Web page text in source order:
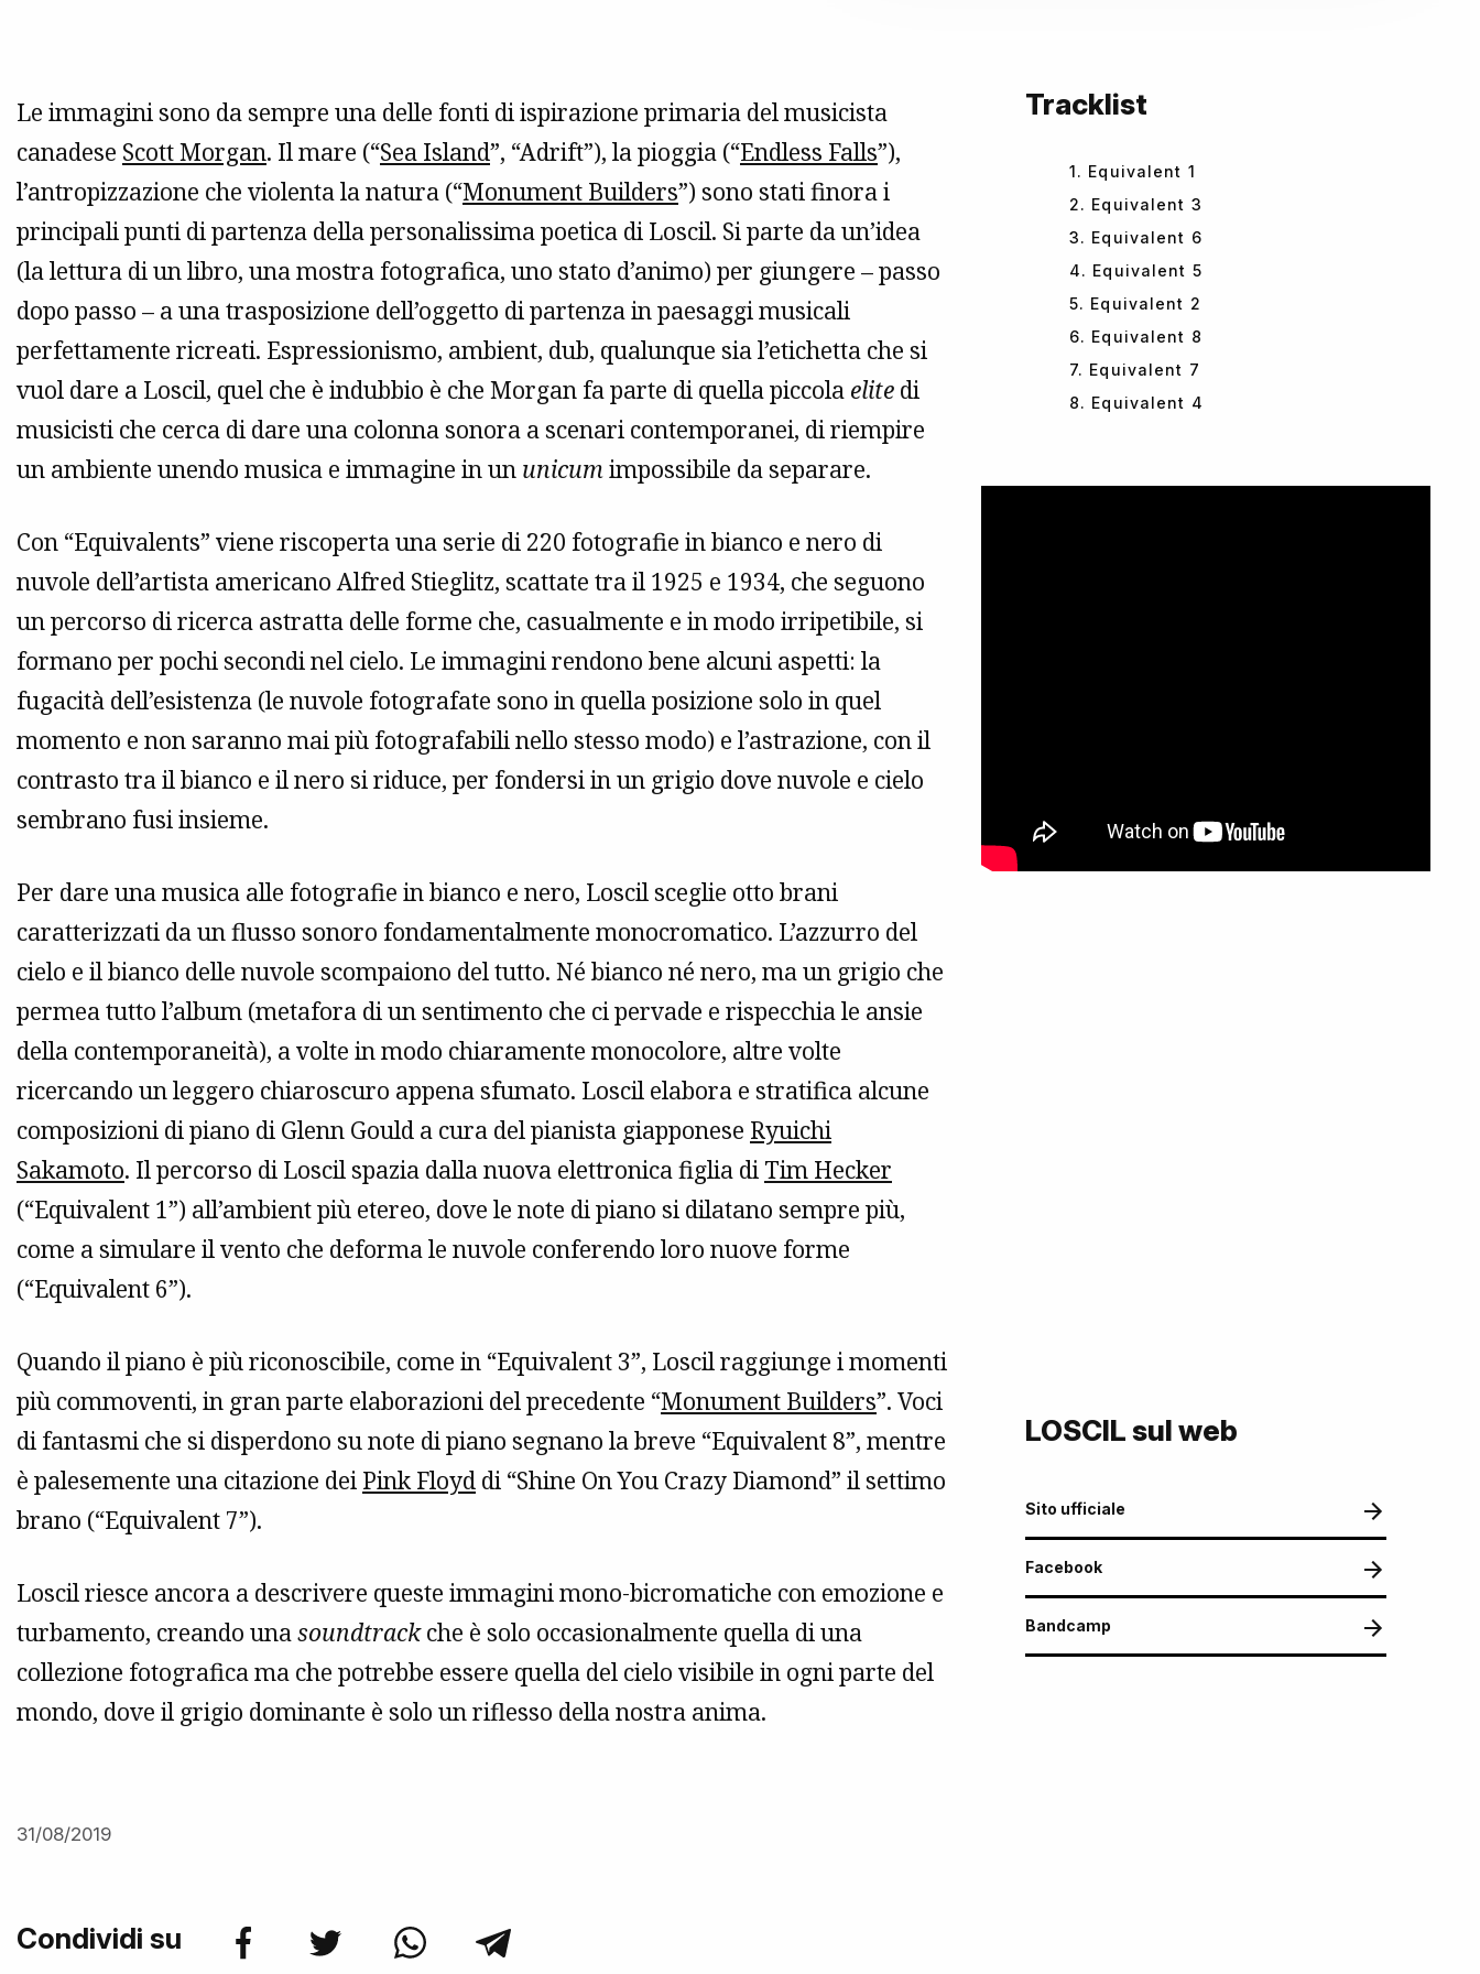
Le immagini sono da sempre una delle fonti di ispirazione primaria del musicista
canadese Scott Morgan. Il mare (“Sea Island”, “Adrift”), la pioggia (“Endless Falls”),
l’antropizzazione che violenta la natura (“Monument Builders”) sono stati finora i
principali punti di partenza della personalissima poetica di Loscil. Si parte da un’idea
(la lettura di un libro, una mostra fotografica, uno stato d’animo) per giungere – passo
dopo passo – a una trasposizione dell’oggetto di partenza in paesaggi musicali
perfettamente ricreati. Espressionismo, ambient, dub, qualunque sia l’etichetta che si
vuol dare a Loscil, quel che è indubbio è che Morgan fa parte di quella piccola elite di
musicisti che cerca di dare una colonna sonora a scenari contemporanei, di riempire
un ambiente unendo musica e immagine in un unicumimpossibile da separare.
Con “Equivalents” viene riscoperta una serie di 220 fotografie in bianco e nero di
nuvole dell’artista americano Alfred Stieglitz, scattate tra il 1925 e 1934, che seguono
un percorso di ricerca astratta delle forme che, casualmente e in modo irripetibile, si
formano per pochi secondi nel cielo. Le immagini rendono bene alcuni aspetti: la
fugacità dell’esistenza (le nuvole fotografate sono in quella posizione solo in quel
momento e non saranno mai più fotografabili nello stesso modo) e l’astrazione, con il
contrasto tra il bianco e il nero si riduce, per fondersi in un grigio dove nuvole e cielo
sembrano fusi insieme.
Per dare una musica alle fotografie in bianco e nero, Loscil sceglie otto brani
caratterizzati da un flusso sonoro fondamentalmente monocromatico. L’azzurro del
cielo e il bianco delle nuvole scompaiono del tutto. Né bianco né nero, ma un grigio che
permea tutto l’album (metafora di un sentimento che ci pervade e rispecchia le ansie
della contemporaneità), a volte in modo chiaramente monocolore, altre volte
ricercando un leggero chiaroscuro appena sfumato. Loscil elabora e stratifica alcune
composizioni di piano di Glenn Gould a cura del pianista giapponese Ryuichi
Sakamoto. Il percorso di Loscil spazia dalla nuova elettronica figlia di Tim Hecker
(“Equivalent 1”) all’ambient più etereo, dove le note di piano si dilatano sempre più,
come a simulare il vento che deforma le nuvole conferendo loro nuove forme
(“Equivalent 6”).
Quando il piano è più riconoscibile, come in “Equivalent 3”, Loscil raggiunge i momenti
più commoventi, in gran parte elaborazioni del precedente “Monument Builders”. Voci
di fantasmi che si disperdono su note di piano segnano la breve “Equivalent 8”, mentre
è palesemente una citazione dei Pink Floyd di “Shine On You Crazy Diamond” il settimo
brano (“Equivalent 7”).
Loscil riesce ancora a descrivere queste immagini mono-bicromatiche con emozione e
turbamento, creando unasoundtrackche è solo occasionalmente quella di una
collezione fotografica ma che potrebbe essere quella del cielo visibile in ogni parte del
mondo, dove il grigio dominante è solo un riflesso della nostra anima.
31/08/2019
Condividi su
Tracklist
1. Equivalent 1
2. Equivalent 3
3. Equivalent 6
4. Equivalent 5
5. Equivalent 2
6. Equivalent 8
7. Equivalent 7
8. Equivalent 4
LOSCIL sul web
Sito ufficiale
Facebook
Bandcamp